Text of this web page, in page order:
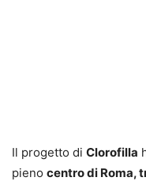
Il progetto di Clorofilla
pieno centro di Roma,